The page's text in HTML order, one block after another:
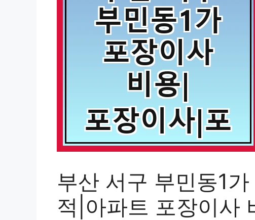
부산 서구 부민동1
적|아파트 포장이사